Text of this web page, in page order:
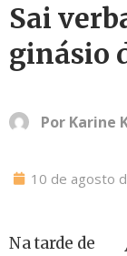
Sai
ginásio
Por Karine
10 de agosto
Na tarde de